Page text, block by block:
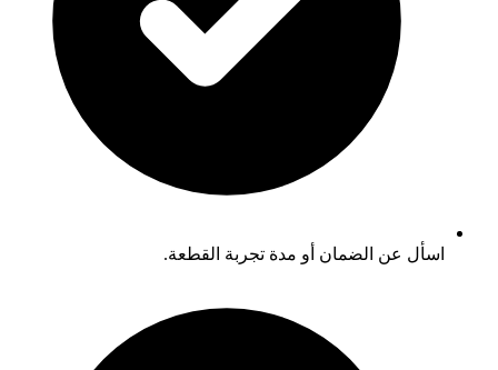
اسأل عن الضمان أو مدة تجربة القطعة.